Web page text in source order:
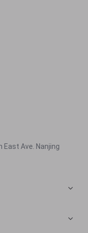
East Ave. Nanjing